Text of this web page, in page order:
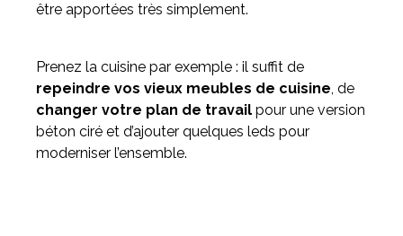
être apportées très simplement.
Prenez la cuisine par exemple : il suffit de
repeindre vos vieux meubles de cuisine, de
changer votre plan de travail pour une version
béton ciré et d’ajouter quelques leds pour
moderniser l’ensemble.